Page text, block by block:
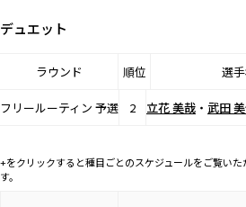
デュエット
ラウンド 順位 選
フリールーティン 予選 2 立花 美哉 ・ 武田
+をクリックすると種目ごとのスケジュールをご覧い
す。